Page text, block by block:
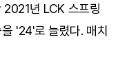
년 LCK 스프링
'24'로 늘렸다. 매치